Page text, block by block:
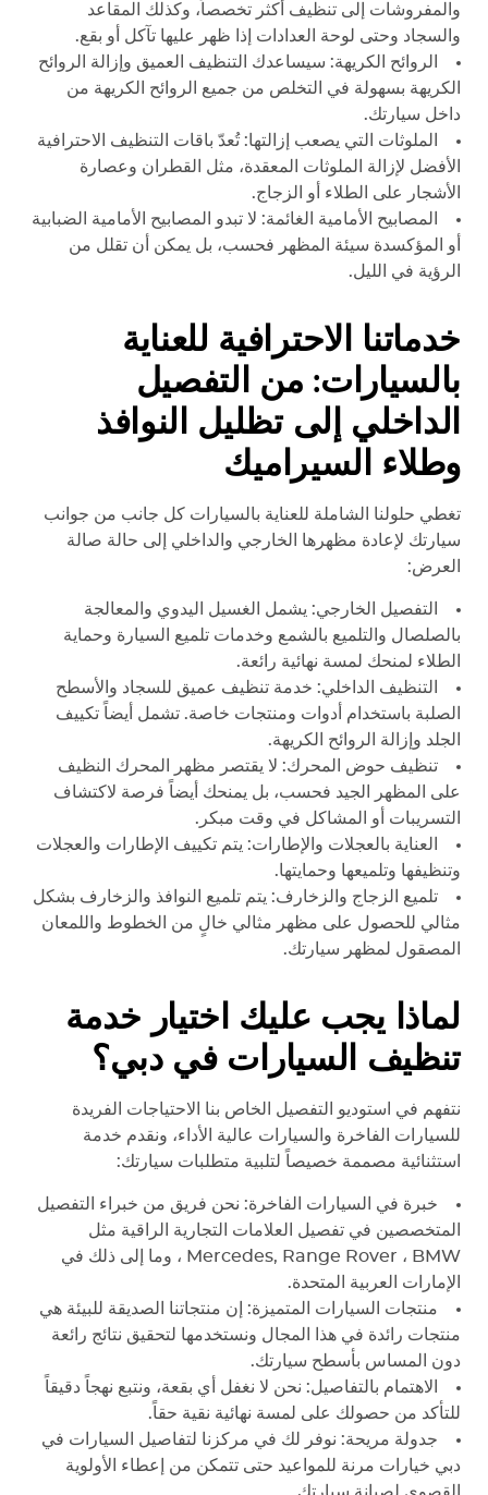
والمفروشات إلى تنظيف أكثر تخصصاً، وكذلك المقاعد
والسجاد وحتى لوحة العدادات إذا ظهر عليها تآكل أو بقع.
الروائح الكريهة: سيساعدك التنظيف العميق وإزالة الروائح
الكريهة بسهولة في التخلص من جميع الروائح الكريهة من
داخل سيارتك.
الملوثات التي يصعب إزالتها: تُعدّ باقات التنظيف الاحترافية
الأفضل لإزالة الملوثات المعقدة، مثل القطران وعصارة
الأشجار على الطلاء أو الزجاج.
المصابيح الأمامية الغائمة: لا تبدو المصابيح الأمامية الضبابية
أو المؤكسدة سيئة المظهر فحسب، بل يمكن أن تقلل من
الرؤية في الليل.
خدماتنا الاحترافية للعناية
بالسيارات: من التفصيل
الداخلي إلى تظليل النوافذ
وطلاء السيراميك
تغطي حلولنا الشاملة للعناية بالسيارات كل جانب من جوانب
سيارتك لإعادة مظهرها الخارجي والداخلي إلى حالة صالة
العرض:
التفصيل الخارجي: يشمل الغسيل اليدوي والمعالجة
بالصلصال والتلميع بالشمع وخدمات تلميع السيارة وحماية
الطلاء لمنحك لمسة نهائية رائعة.
التنظيف الداخلي: خدمة تنظيف عميق للسجاد والأسطح
الصلبة باستخدام أدوات ومنتجات خاصة. تشمل أيضاً تكييف
الجلد وإزالة الروائح الكريهة.
تنظيف حوض المحرك: لا يقتصر مظهر المحرك النظيف
على المظهر الجيد فحسب، بل يمنحك أيضاً فرصة لاكتشاف
التسريبات أو المشاكل في وقت مبكر.
العناية بالعجلات والإطارات: يتم تكييف الإطارات والعجلات
وتنظيفها وتلميعها وحمايتها.
تلميع الزجاج والزخارف: يتم تلميع النوافذ والزخارف بشكل
مثالي للحصول على مظهر مثالي خالٍ من الخطوط واللمعان
المصقول لمظهر سيارتك.
لماذا يجب عليك اختيار خدمة
تنظيف السيارات في دبي؟
نتفهم في استوديو التفصيل الخاص بنا الاحتياجات الفريدة
للسيارات الفاخرة والسيارات عالية الأداء، ونقدم خدمة
استثنائية مصممة خصيصاً لتلبية متطلبات سيارتك:
خبرة في السيارات الفاخرة: نحن فريق من خبراء التفصيل
المتخصصين في تفصيل العلامات التجارية الراقية مثل
Mercedes, Range Rover
، BMW ، وما إلى ذلك في
الإمارات العربية المتحدة.
منتجات السيارات المتميزة: إن منتجاتنا الصديقة للبيئة هي
منتجات رائدة في هذا المجال ونستخدمها لتحقيق نتائج رائعة
دون المساس بأسطح سيارتك.
الاهتمام بالتفاصيل: نحن لا نغفل أي بقعة، ونتبع نهجاً دقيقاً
للتأكد من حصولك على لمسة نهائية نقية حقاً.
جدولة مريحة: نوفر لك في مركزنا لتفاصيل السيارات في
دبي خيارات مرنة للمواعيد حتى تتمكن من إعطاء الأولوية